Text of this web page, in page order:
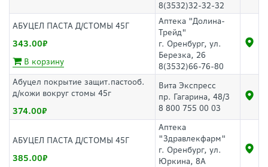
8(3532)32-32-32
АБУЦЕЛ ПАСТА Д/СТОМЫ 45Г
343.00
В корзину
Аптека "Долина-
Трейд"
г. Оренбург, ул.
Березка, 26
8(3532)66-76-80
Абуцел покрытие защит.пастооб.
д/кожи вокруг стомы 45г
374.00
Вита Экспресс
пр. Гагарина, 48/3
8 800 755 00 03
АБУЦЕЛ ПАСТА Д/СТОМЫ 45Г
385.00
Аптека
"Здравлекфарм"
г. Оренбург, ул.
Юркина, 8А